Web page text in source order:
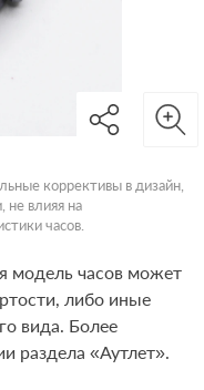
коррективы в дизайн,
не влияя на
часов.
модель часов может
либо иные
вида. Более
раздела «Аутлет».